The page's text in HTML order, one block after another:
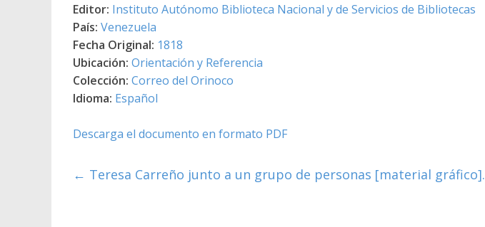
Editor: Instituto Autónomo Biblioteca Nacional y de Servicios de Bibliotecas
País: Venezuela
Fecha Original: 1818
Ubicación: Orientación y Referencia
Colección: Correo del Orinoco
Idioma: Español
Descarga el documento en formato PDF
← Teresa Carreño junto a un grupo de personas [material gráfico].